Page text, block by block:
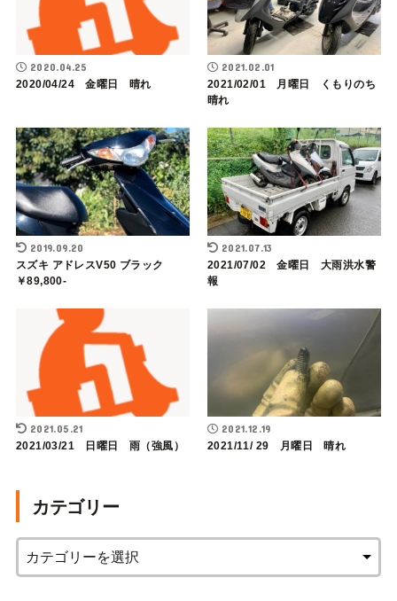
2020.04.25
2020/04/24 金曜日 晴れ
2021.02.01
2021/02/01 月曜日 くもりのち
晴れ
2019.09.20
スズキ アドレスV50 ブラック
￥89,800-
2021.07.13
2021/07/02 金曜日 大雨洪水警
報
2021.05.21
2021/03/21 日曜日 雨（強風）
2021.12.19
2021/11/ 29 月曜日 晴れ
カテゴリー